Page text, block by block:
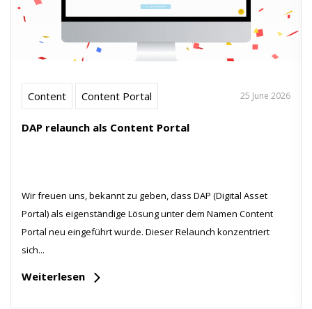
Content Content Portal 25 June 2026
DAP relaunch als Content Portal
Wir freuen uns, bekannt zu geben, dass DAP (Digital Asset
Portal) als eigenständige Lösung unter dem Namen Content
Portal neu eingeführt wurde. Dieser Relaunch konzentriert
sich...
Weiterlesen